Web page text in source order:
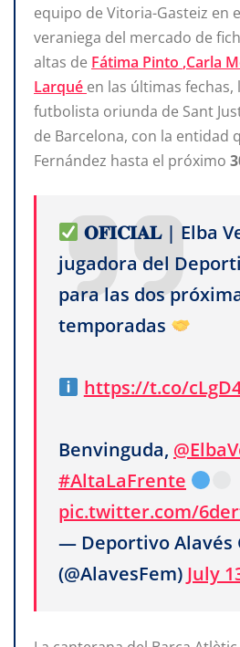
equipo de Vitoria-Gasteiz en
veraniega del mercado de
altas de Fátima Pinto ,Carla
Larqué en las últimas fechas,
futbolista oriunda de Sant
de Barcelona, con la entidad
Fernández hasta el próximo
𝐎𝐅𝐈𝐂𝐈𝐀𝐋 | Elba
jugadora del
para las dos
temporadas
https://t.co/
Benvinguda,
#AltaLaFrente
pic.twitter.com/
— Deportivo Alavés
(@AlavesFem) July